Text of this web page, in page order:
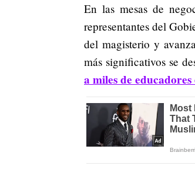
En las mesas de
representantes del
del magisterio y
más significativos se
a miles de